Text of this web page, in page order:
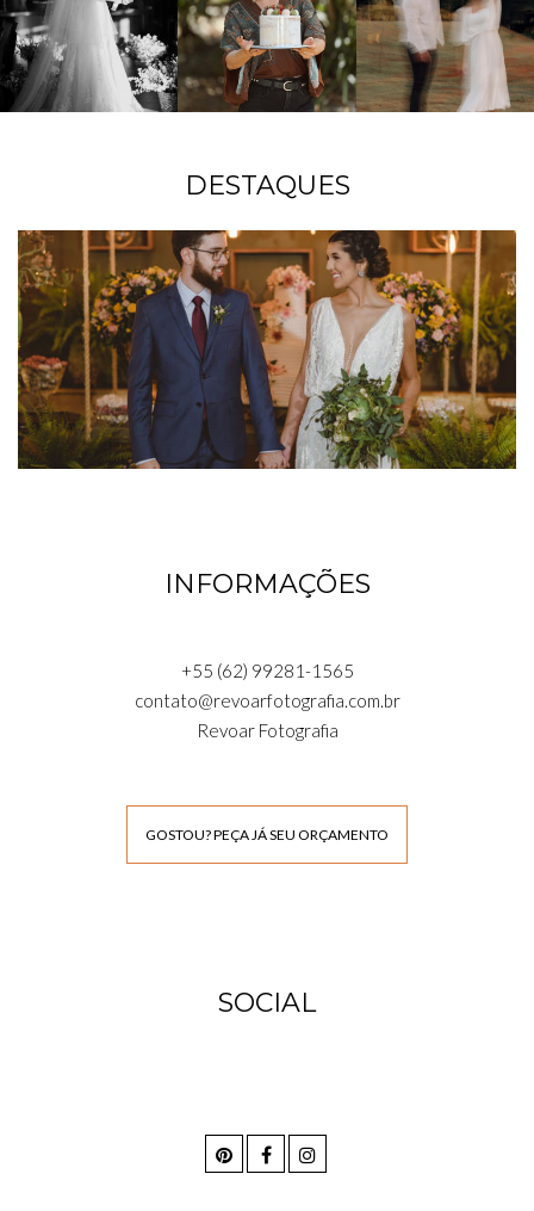
DESTAQUES
INFORMAÇÕES
+55 (62) 99281-1565
contato@revoarfotografia.com.br
Revoar Fotografia
GOSTOU? PEÇA JÁ SEU ORÇAMENTO
SOCIAL